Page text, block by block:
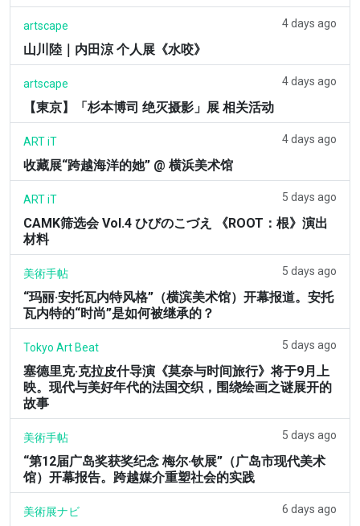
artscape 4 days ago
山川陸｜内田涼 个人展《水咬》
artscape 4 days ago
【東京】「杉本博司 绝灭摄影」展 相关活动
ART iT 4 days ago
收藏展“跨越海洋的她” @ 横浜美术馆
ART iT 5 days ago
CAMK筛选会 Vol.4 ひびのこづえ 《ROOT：根》演出
材料
美術手帖 5 days ago
“玛丽·安托瓦内特风格”（横滨美术馆）开幕报道。安托
瓦内特的“时尚”是如何被继承的？
Tokyo Art Beat 5 days ago
塞德里克·克拉皮什导演《莫奈与时间旅行》将于9月上
映。现代与美好年代的法国交织，围绕绘画之谜展开的
故事
美術手帖 5 days ago
“第12届广岛奖获奖纪念 梅尔·钦展”（广岛市现代美术
馆）开幕报告。跨越媒介重塑社会的实践
美術展ナビ 6 days ago